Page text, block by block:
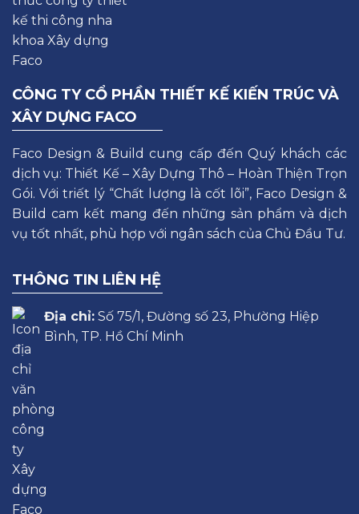
CÔNG TY CỔ PHẦN THIẾT KẾ KIẾN TRÚC VÀ
XÂY DỰNG FACO
Faco Design & Build cung cấp đến Quý khách các
dịch vụ: Thiết Kế – Xây Dựng Thô – Hoàn Thiện Trọn
Gói. Với triết lý “Chất lượng là cốt lõi”, Faco Design &
Build cam kết mang đến những sản phẩm và dịch
vụ tốt nhất, phù hợp với ngân sách của Chủ Đầu Tư.
THÔNG TIN LIÊN HỆ
Địa chỉ: Số 75/1, Đường số 23, Phường Hiệp
Bình, TP. Hồ Chí Minh